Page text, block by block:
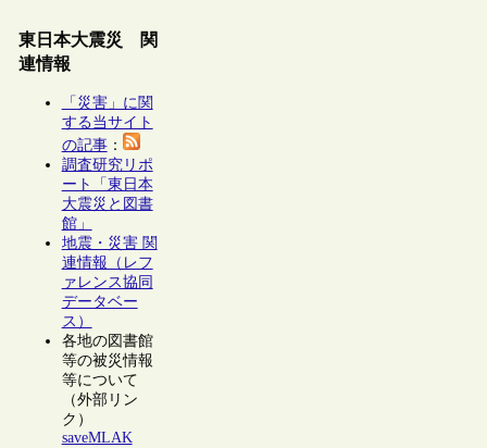
東日本大震災 関
連情報
「災害」に関
する当サイト
の記事：
調査研究リポ
ート「東日本
大震災と図書
館」
地震・災害 関
連情報（レフ
ァレンス協同
データベー
ス）
各地の図書館
等の被災情報
等について
（外部リン
ク）
saveMLAK